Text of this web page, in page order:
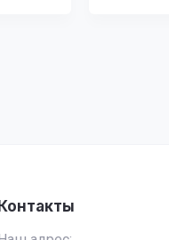
Контакты